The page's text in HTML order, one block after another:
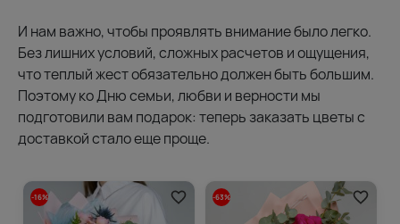
И нам важно, чтобы проявлять внимание было легко.
Без лишних условий, сложных расчетов и ощущения,
что теплый жест обязательно должен быть большим.
Поэтому ко Дню семьи, любви и верности мы
подготовили вам подарок: теперь заказать цветы с
доставкой стало еще проще.
-16% -63%